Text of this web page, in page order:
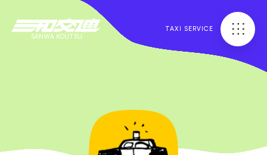
SANWA KOUTSU
TAXI SERVICE